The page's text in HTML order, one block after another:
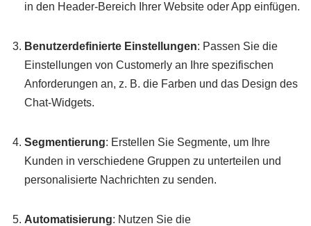
in den Header-Bereich Ihrer Website oder App einfügen.
Benutzerdefinierte Einstellungen: Passen Sie die
Einstellungen von Customerly an Ihre spezifischen
Anforderungen an, z. B. die Farben und das Design des
Chat-Widgets.
Segmentierung: Erstellen Sie Segmente, um Ihre
Kunden in verschiedene Gruppen zu unterteilen und
personalisierte Nachrichten zu senden.
Automatisierung: Nutzen Sie die